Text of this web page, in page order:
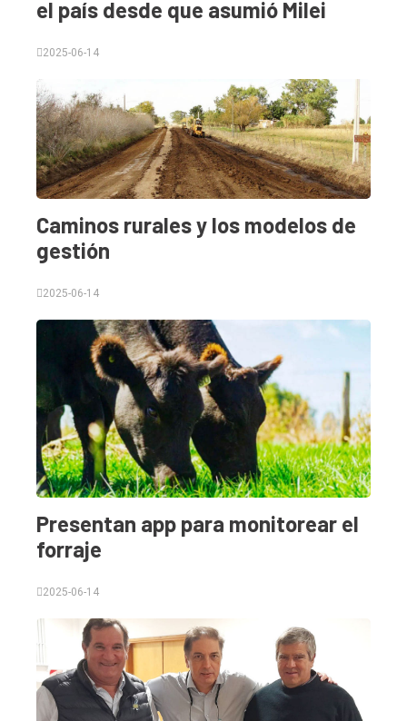
el país desde que asumió Milei
2025-06-14
Caminos rurales y los modelos de
gestión
2025-06-14
Presentan app para monitorear el
forraje
2025-06-14